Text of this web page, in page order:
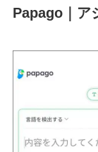
Papago｜ア